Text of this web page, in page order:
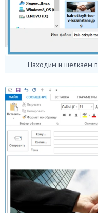
Находим и щелкаем